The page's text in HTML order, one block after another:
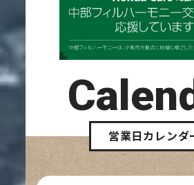
営業日カレンダ